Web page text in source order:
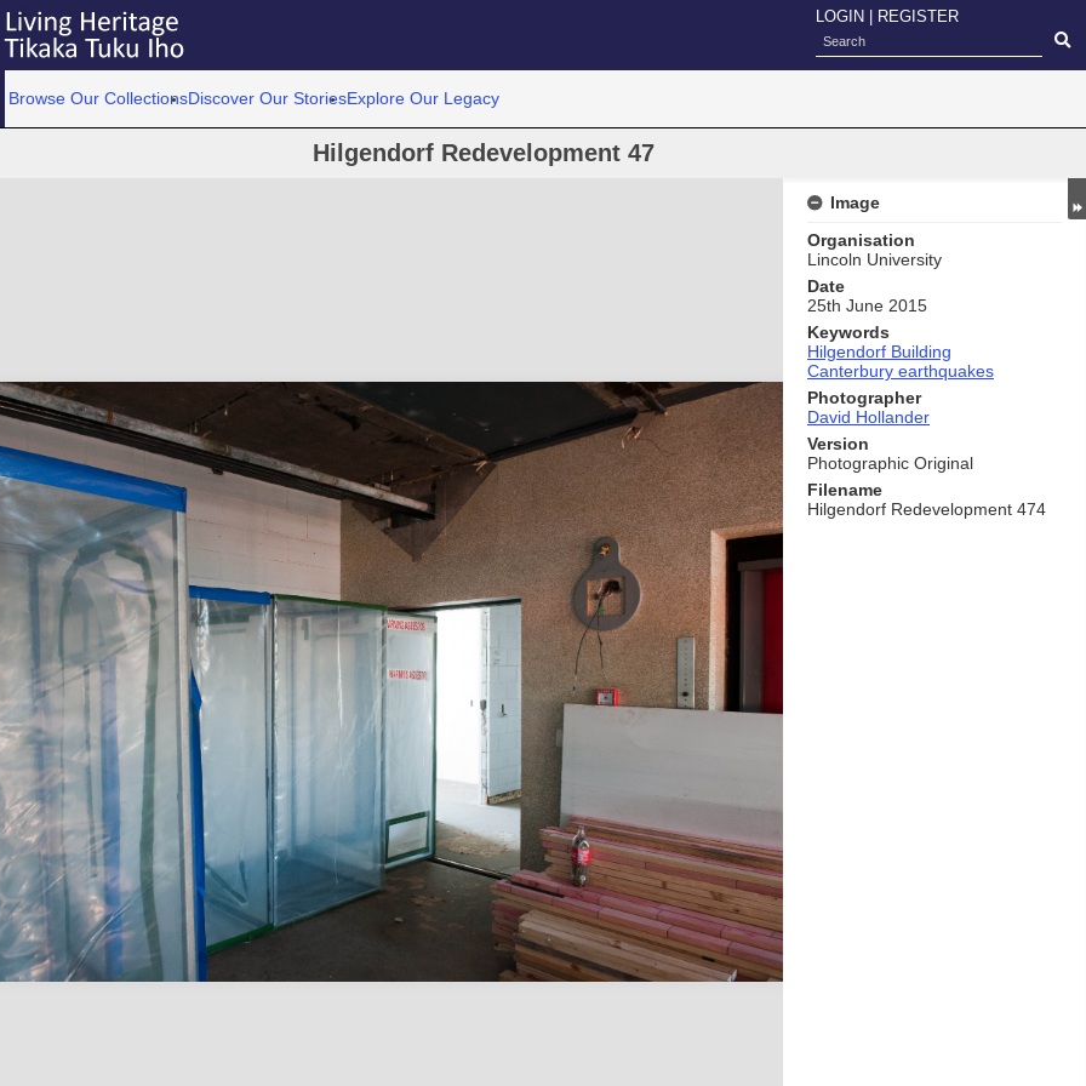
LOGIN REGISTER
Browse Our CollectionsDiscover Our StoriesExplore Our Legacy
Hilgendorf Redevelopment 47
Image
Organisation
Lincoln University
Date
25th June 2015
Keywords
Hilgendorf Building
Canterbury earthquakes
Photographer
David Hollander
Version
Photographic Original
Filename
Hilgendorf Redevelopment 474